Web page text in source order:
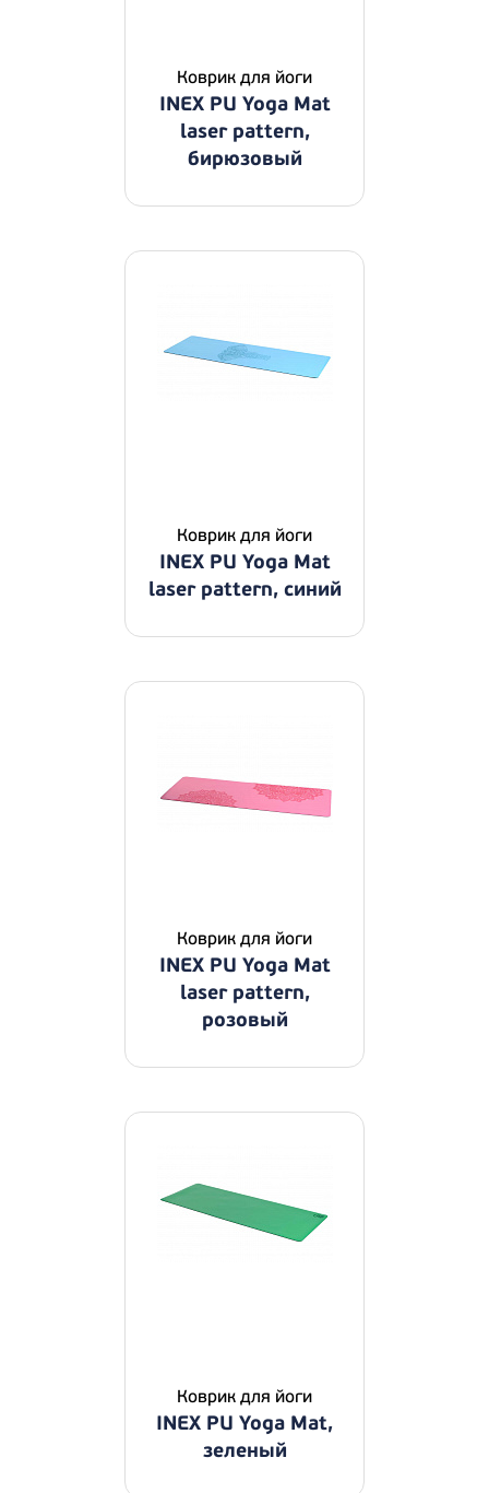
Коврик для йоги
INEX PU Yoga Mat
laser pattern,
бирюзовый
Коврик для йоги
INEX PU Yoga Mat
laser pattern, синий
Коврик для йоги
INEX PU Yoga Mat
laser pattern,
розовый
Коврик для йоги
INEX PU Yoga Mat,
зеленый